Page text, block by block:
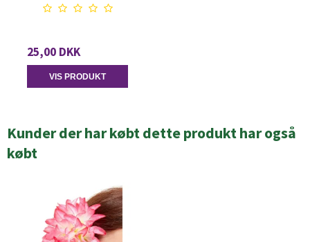
25,00 DKK
VIS PRODUKT
Kunder der har købt dette produkt har også
købt